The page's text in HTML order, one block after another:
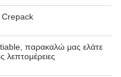
Crepack
παρακαλώ μας ελάτε
λεπτομέρειες